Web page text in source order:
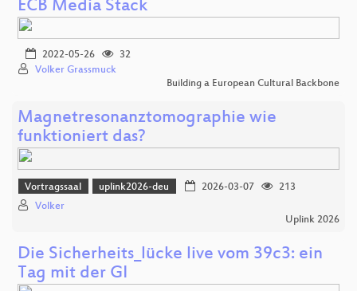
ECB Media Stack
2022-05-26
32
Volker Grassmuck
Building a European Cultural Backbone
Magnetresonanztomographie wie
funktioniert das?
Vortragssaal uplink2026-deu 2026-03-07
213
Volker
Uplink 2026
Die Sicherheits_lücke live vom 39c3: ein
Tag mit der GI